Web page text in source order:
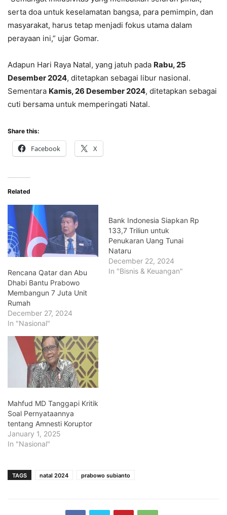
serta doa untuk keselamatan bangsa, para pemimpin, dan
masyarakat, harus tetap menjadi fokus utama dalam
perayaan ini,” ujar Gomar.
Adapun Hari Raya Natal, yang jatuh pada Rabu, 25
Desember 2024, ditetapkan sebagai libur nasional.
Sementara Kamis, 26 Desember 2024, ditetapkan sebagai
cuti bersama untuk memperingati Natal.
Share this:
Facebook X
Related
Rencana Qatar dan Abu
Dhabi Bantu Prabowo
Membangun 7 Juta Unit
Rumah
December 27, 2024
In "Nasional"
Bank Indonesia Siapkan Rp
133,7 Triliun untuk
Penukaran Uang Tunai
Nataru
December 22, 2024
In "Bisnis & Keuangan"
Mahfud MD Tanggapi Kritik
Soal Pernyataannya
tentang Amnesti Koruptor
January 1, 2025
In "Nasional"
TAGS natal 2024 prabowo subianto